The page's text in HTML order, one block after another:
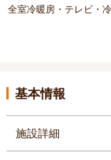
全室冷暖房・テレビ・
基本情報
施設詳細